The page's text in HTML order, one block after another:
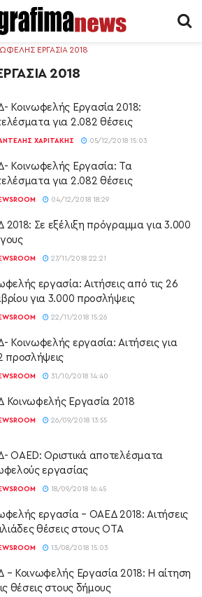
ΕΡΓΑΣΙΑ 2018
2018
Κοινωφελής Εργασία 2018:
για 2.082 θέσεις
ΧΑΡΙΤΆΚΗΣ 05/12/2018 15:03
Κοινωφελής Εργασία: Τα
για 2.082 θέσεις
04/12/2018 18:29
2018: Σε εξέλιξη πρόγραμμα για 3.000
27/11/2018 22:21
εργασία: Αιτήσεις από τις 26
για 3.000 προσλήψεις
22/11/2018 15:26
Κοινωφελής εργασία: Αιτήσεις για
προσλήψεις
31/10/2018 14:40
Κοινωφελής Εργασία 2018
26/09/2018 13:55
OAED: Οριστικά αποτελέσματα
εργασίας
18/09/2018 16:45
εργασία – ΟΑΕΔ 2018: Αιτήσεις
θέσεις στους ΟΤΑ
13/08/2018 15:03
– Κοινωφελής Εργασία 2018: H αίτηση
θέσεις στους δήμους